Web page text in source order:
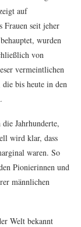
auf
Frauen seit jeher
wurden
von
vermeintlichen
bis heute in den
Jahrhunderte,
wird klar, dass
waren. So
Pionierinnen und
männlichen
Welt bekannt